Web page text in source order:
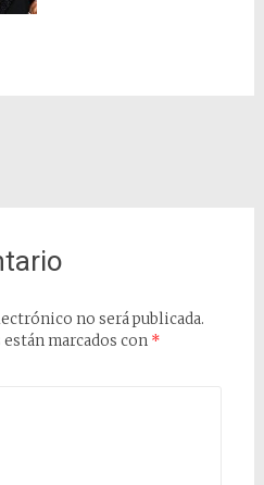
no será publicada.
marcados con *